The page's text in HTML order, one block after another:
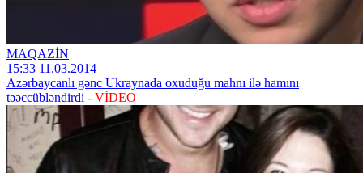
MAQAZİN
15:33 11.03.2014
Azərbaycanlı gənc Ukraynada oxuduğu mahnı ilə hamını
təəccübləndirdi - VİDEO